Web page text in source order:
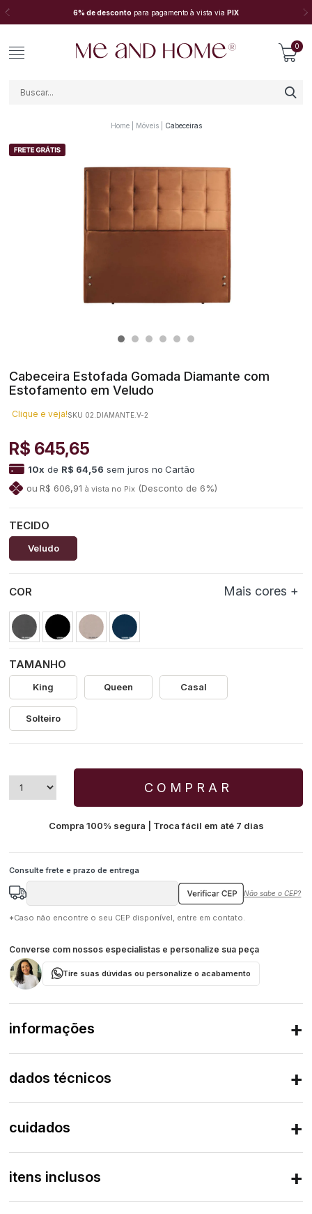
6% de desconto para pagamento à vista viaPIX
0
Home Móveis Cabeceiras
informações
dados técnicos
cuidados
itens inclusos
Cabeceira Estofada Gomada Diamante com
Estofamento em Veludo
Clique e veja!SKU 02.DIAMANTE.V-2
R$ 645,65
10x de R$ 64,56 sem juros no
R$ 606,91
(Desconto de 6%)
TECIDO
Veludo
COR
TAMANHO
King Queen Casal
Solteiro
COMPRAR
Compra 100% segura | Troca fácil em até 7 dias
Não sabe o CEP?
*Caso não encontre o seu CEP disponível, entre em contato.
Converse com nossos especialistas e personalize sua peça
Tire suas dúvidas ou personalize o acabamento